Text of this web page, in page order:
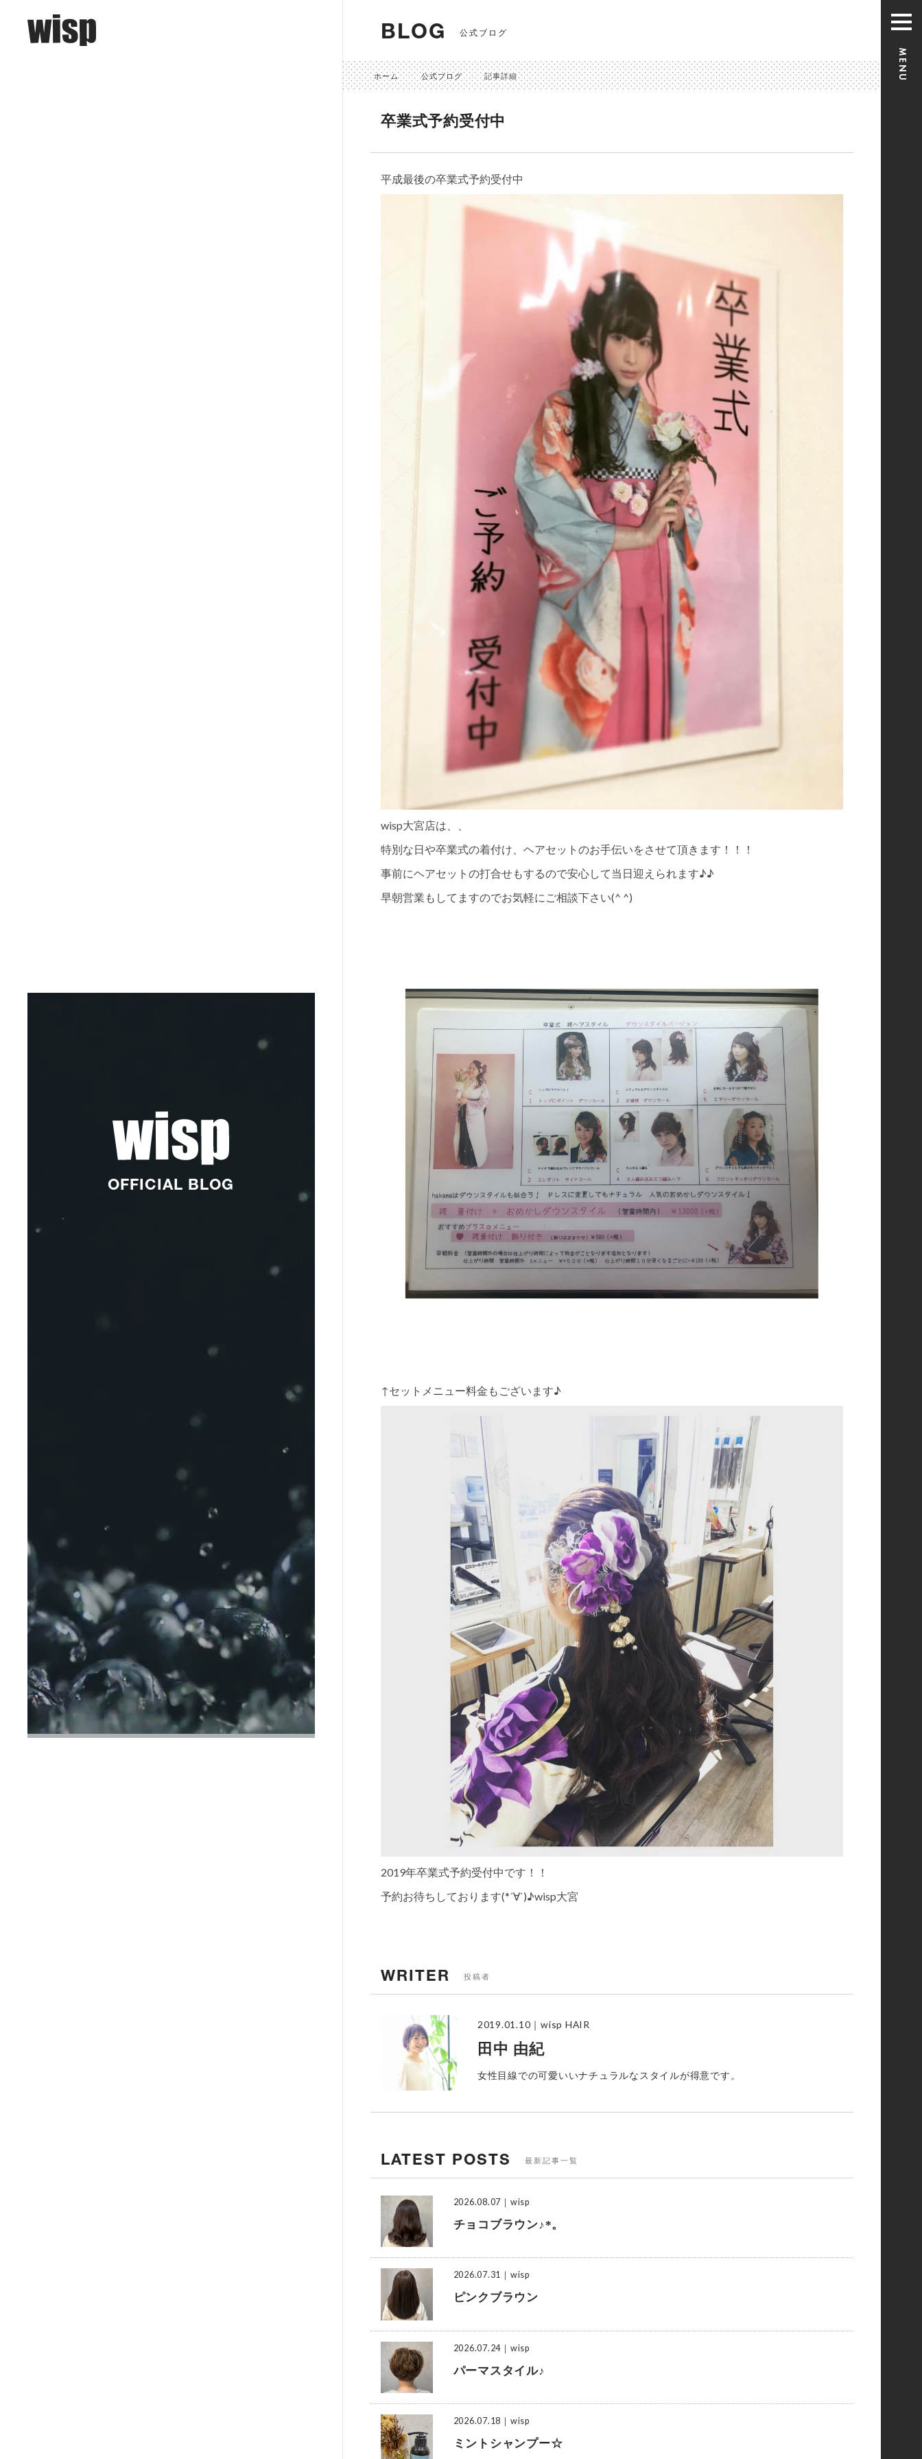
OFFICIAL BLOG
BLOG 公式ブログ
ホーム 公式ブログ 記事詳細
卒業式予約受付中
平成最後の卒業式予約受付中
wisp大宮店は、、
特別な日や卒業式の着付け、ヘアセットのお手伝いをさせて頂きます！！！
事前にヘアセットの打合せもするので安心して当日迎えられます♪♪
早朝営業もしてますのでお気軽にご相談下さい(^ ^)
↑セットメニュー料金もございます♪
2019年卒業式予約受付中です！！
予約お待ちしております(*´∀`)♪wisp大宮
WRITER 投稿者
2019.01.10 ｜wisp HAIR
田中 由紀
女性目線での可愛いいナチュラルなスタイルが得意です。
LATEST POSTS 最新記事一覧
2026.08.07 ｜wisp
チョコブラウン♪*。
2026.07.31 ｜wisp
ピンクブラウン
2026.07.24 ｜wisp
パーマスタイル♪
2026.07.18 ｜wisp
ミントシャンプー☆